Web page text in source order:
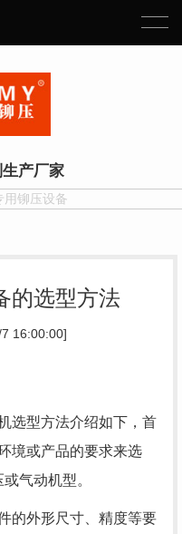
产厂家
用铆压设备
的选型方法
16:00:00]
选型方法介绍如下，首
境或产品的要求来选
气动机型。
的外形尺寸、精度等要